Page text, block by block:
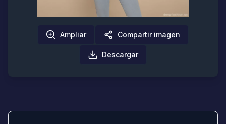
Ampliar Compartir imagen
Descargar